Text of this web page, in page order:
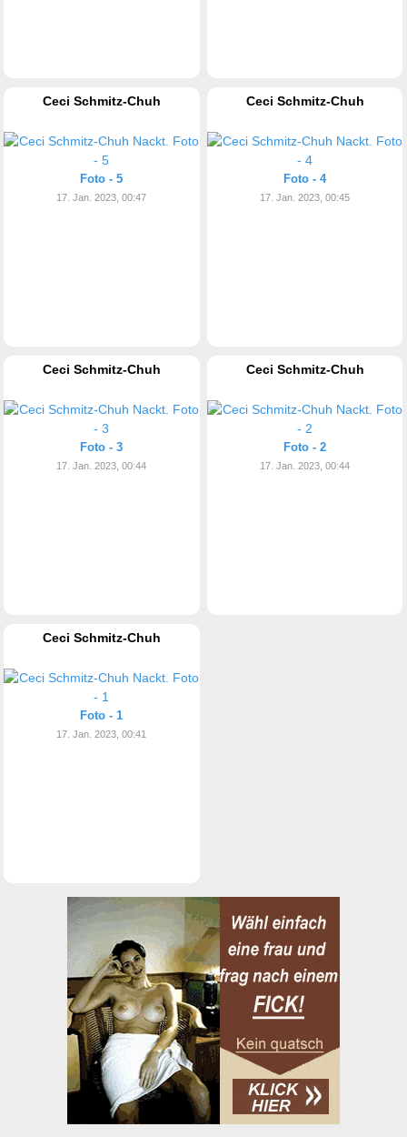
Ceci Schmitz-Chuh
Foto - 5
17. Jan. 2023, 00:47
Ceci Schmitz-Chuh
Foto - 4
17. Jan. 2023, 00:45
Ceci Schmitz-Chuh
Foto - 3
17. Jan. 2023, 00:44
Ceci Schmitz-Chuh
Foto - 2
17. Jan. 2023, 00:44
Ceci Schmitz-Chuh
Foto - 1
17. Jan. 2023, 00:41